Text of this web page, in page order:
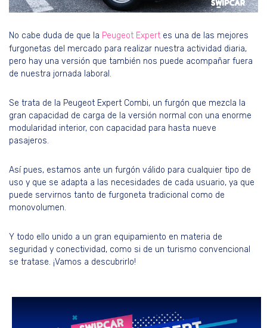
No cabe duda de que la Peugeot Expert es una de las mejores
furgonetas del mercado para realizar nuestra actividad diaria,
pero hay una versión que también nos puede acompañar fuera
de nuestra jornada laboral.
Se trata de la Peugeot Expert Combi, un furgón que mezcla la
gran capacidad de carga de la versión normal con una enorme
modularidad interior, con capacidad para hasta nueve
pasajeros.
Así pues, estamos ante un furgón válido para cualquier tipo de
uso y que se adapta a las necesidades de cada usuario, ya que
puede servirnos tanto de furgoneta tradicional como de
monovolumen.
Y todo ello unido a un gran equipamiento en materia de
seguridad y conectividad, como si de un turismo convencional
se tratase. ¡Vamos a descubrirlo!